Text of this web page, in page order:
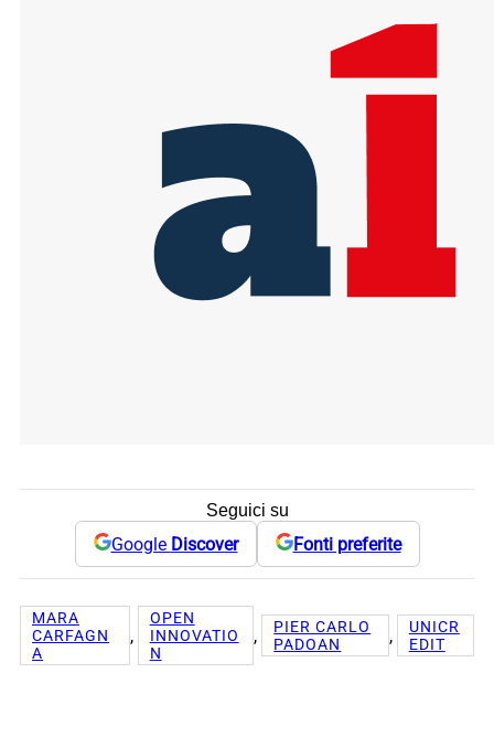
Seguici su
Google Discover Fonti preferite
MARA
CARFAGN
A
,
OPEN
INNOVATIO
N
,
PIER CARLO
PADOAN
,
UNICR
EDIT